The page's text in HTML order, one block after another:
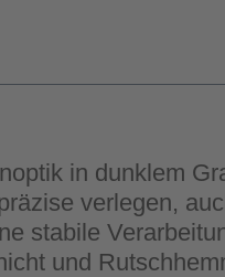
in dunklem
verlegen,
stabile
und